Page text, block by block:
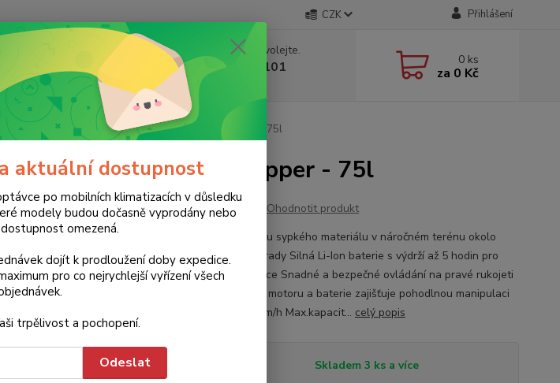
CZK Přihlášení
Nevíte si rady? Zavolejte.
+420 775 986 101
(Po-Ne, 8-20 hod.)
0 ks
za 0 Kč
Elektrické motorové kolečko EWB500Li Zipper - 75l
kolečko EWB500Li Zipper - 75l
Ohodnotit produkt
Ideální pro přepravu sypkého materiálu v náročném terénu okolo
dvora, domu a zahrady Silná Li-Ion baterie s výdrží až 5 hodin pro
vyšší efektivitu práce Snadné a bezpečné ovládání na pravé rukojeti
Vyvážené umístění motoru a baterie zajišťuje pohodlnou manipulaci
Max.rychlost: 7,5 km/h Max.kapacit... celý popis
Skladem 3 ks a více
aktuální dostupnost
po mobilních klimatizacích v důsledku
modely budou dočasně vyprodány nebo
omezená.
dojít k prodloužení doby expedice.
pro co nejrychlejší vyřízení všech
trpělivost a pochopení.
Odeslat